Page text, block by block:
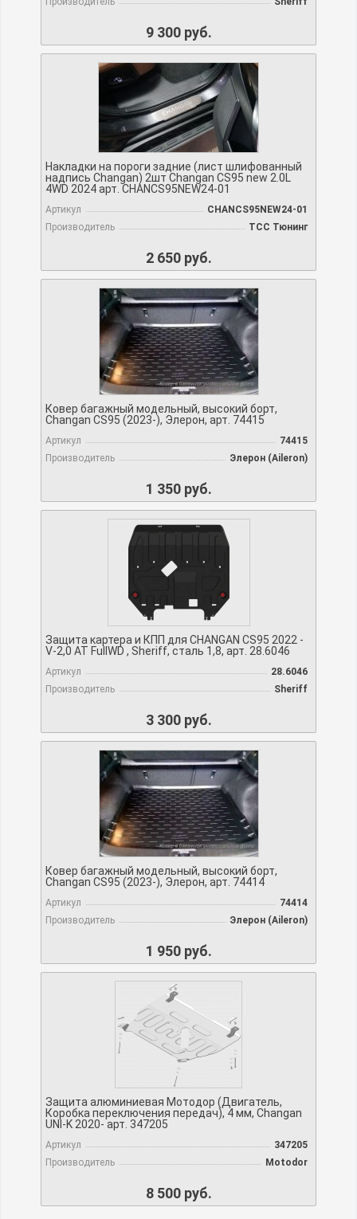
9 300 руб.
Накладки на пороги задние (лист шлифованный
надпись Changan) 2шт Changan CS95 new 2.0L
4WD 2024 арт. CHANCS95NEW24-01
Артикул
CHANCS95NEW24-01
Производитель
TCC Тюнинг
2 650 руб.
Ковер багажный модельный, высокий борт,
Changan CS95 (2023-), Элерон, арт. 74415
Артикул
74415
Производитель
Элерон (Aileron)
1 350 руб.
Защита картера и КПП для CHANGAN CS95 2022 -
V-2,0 AT FullWD , Sheriff, сталь 1,8, арт. 28.6046
Артикул
28.6046
Производитель
Sheriff
3 300 руб.
Ковер багажный модельный, высокий борт,
Changan CS95 (2023-), Элерон, арт. 74414
Артикул
74414
Производитель
Элерон (Aileron)
1 950 руб.
Защита алюминиевая Мотодор (Двигатель,
Коробка переключения передач), 4 мм, Changan
UNI-K 2020- арт. 347205
Артикул
347205
Производитель
Motodor
8 500 руб.